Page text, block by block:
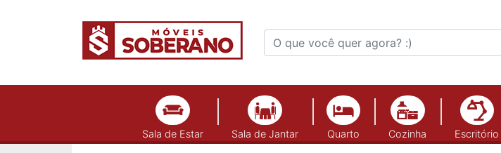
Sala de Estar Sala de Jantar Quarto Cozinha Escritório